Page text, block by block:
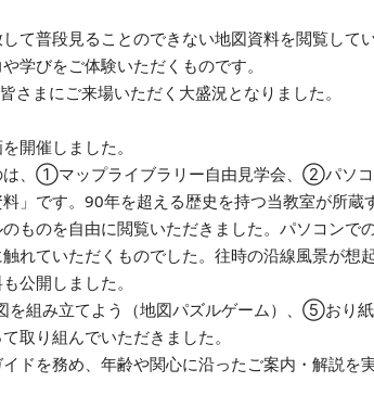
て普段見ることのできない地図資料を閲覧して
学びをご体験いただくものです。
まにご来場いただく大盛況となりました。
開催しました。
は、①マップライブラリー自由見学会、②パソ
」です。90年を超える歴史を持つ当教室が所
ものを自由に閲覧いただきました。パソコンで
れていただくものでした。往時の沿線風景が想
公開しました。
組み立てよう（地図パズルゲーム）、⑤おり
取り組んでいただきました。
ドを務め、年齢や関心に沿ったご案内・解説を実